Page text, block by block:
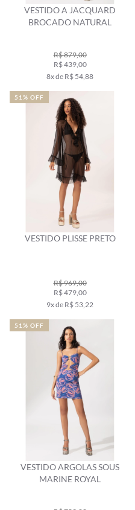
VESTIDO A JACQUARD
BROCADO NATURAL
R$ 879,00
R$ 439,00
8x de R$ 54,88
VESTIDO PLISSE PRETO
R$ 969,00
R$ 479,00
9x de R$ 53,22
51% OFF
VESTIDO ARGOLAS SOUS
MARINE ROYAL
51% OFF